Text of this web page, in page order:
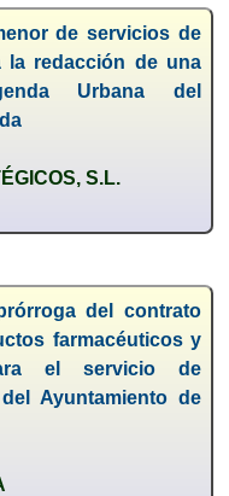
de servicios de
la redacción de una
Urbana del
S.L.
del contrato
farmacéuticos y
el servicio de
Ayuntamiento de